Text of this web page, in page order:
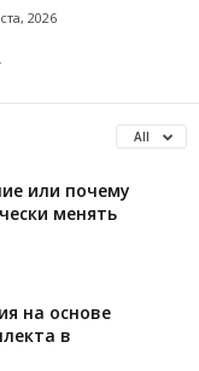
2026
All
или почему
менять
на основе
в